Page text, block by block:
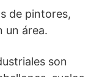
de pintores,
un área.
son